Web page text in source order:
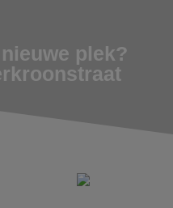
plek?